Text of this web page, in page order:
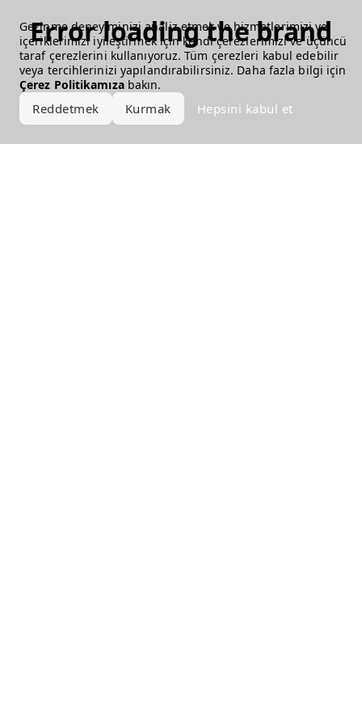
Gezinme deneyiminizi analiz etmek ve hizmetlerimizi ve
içeriklerimizi iyileştirmek için kendi çerezlerimizi ve üçüncü
taraf çerezlerini kullanıyoruz. Tüm çerezleri kabul edebilir
veya tercihlerinizi yapılandırabilirsiniz. Daha fazla bilgi için
Çerez Politikamızabakın.
Reddetmek Kurmak Hepsini kabul et
Error loading the brand